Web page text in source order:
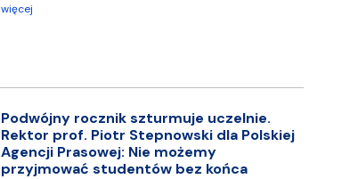
więcej
Podwójny rocznik szturmuje uczelnie.
Rektor prof. Piotr Stepnowski dla Polskiej
Agencji Prasowej: Nie możemy
przyjmować studentów bez końca